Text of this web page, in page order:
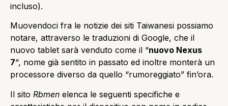
incluso).
Muovendoci fra le notizie dei siti Taiwanesi possiamo
notare, attraverso le traduzioni di Google, che il
nuovo tablet sarà venduto come il “nuovo Nexus
7“, nome già sentito in passato ed inoltre monterà un
processore diverso da quello “rumoreggiato” fin’ora.
Il sito Rbmen elenca le seguenti specifiche e